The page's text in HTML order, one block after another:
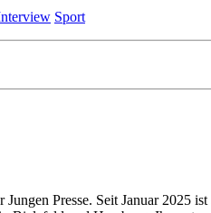
Sport
Jungen Presse. Seit Januar 2025